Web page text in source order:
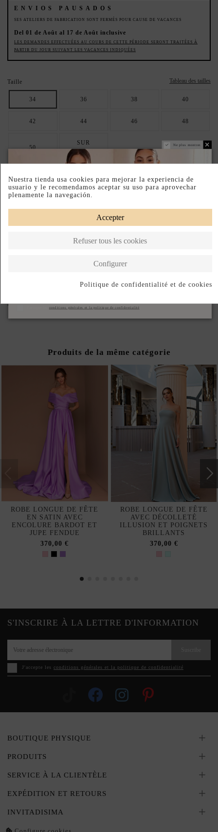
ENVIOS PAUSADOS
SES ATELIERS DE FABRICATION SONT FERMÉS POUR CAUSE DE VACANCES
Del 01 de Août al 17 de Août inclusive
LES DEMANDES EFFECTUÉES AU COURS DE CETTE PÉRIODE SERONT TRAITÉES À
PARTIR DU JOUR SUIVANT LES VACANCES INDIQUÉES
Taille Tableau des tailles
34 36 38 40
42 44 46 48
50
SUR
MESURE
Rose poudré
ASSUREZ-VOUS D'AVOIR LA BONNE TAILLE : CONSULTEZ LE
GUIDE.
PRODUIT SUR DEMANDE
DESCRIPTION
Produits de la même catégorie
ROBE LONGUE DE FÊTE
EN SATIN AVEC
ENCOLURE BARDOT ET
JUPE FENDUE
370,00 €
ROBE LONGUE DE FÊTE
AVEC DÉCOLLETÉ
ILLUSION ET POIGNETS
BRILLANTS
370,00 €
S'INSCRIRE À LA LETTRE D'INFORMATION
J'accepte les conditions générales et la politique de confidentialité
BOUTIQUE PHYSIQUE
PRODUITS
SERVICE À LA CLIENTÈLE
EXPÉDITION ET RETOURS
INVITADISIMA
Ne plus montrer.
conditions générales et la politique de confidentialité
Nuestra tienda usa cookies para mejorar la experiencia de
usuario y le recomendamos aceptar su uso para aprovechar
plenamente la navegación.
Accepter
Refuser tous les cookies
Configurer
Politique de confidentialité et de cookies